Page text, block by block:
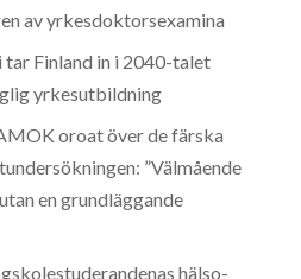
av yrkesdoktorsexamina
tar Finland in i 2040-talet
yrkesutbildning
oroat över de färska
”Välmående
en grundläggande
hälso-